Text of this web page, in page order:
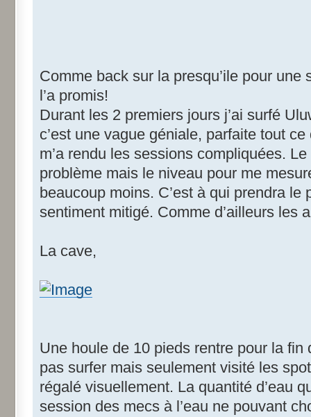
Comme back sur la presqu’ile pour
l’a promis!
Durant les 2 premiers jours j’ai surfé
c’est une vague géniale, parfaite tout
m’a rendu les sessions compliquées.
problème mais le niveau pour me
beaucoup moins. C’est à qui prendra le
sentiment mitigé. Comme d’ailleurs les
La cave,
Une houle de 10 pieds rentre pour la fin
pas surfer mais seulement visité les
régalé visuellement. La quantité d’eau
session des mecs à l’eau ne pouvant